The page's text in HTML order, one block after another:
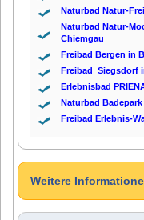
Naturbad Natur-
Naturbad Natur-
Chiemgau
Freibad Bergen in
Freibad Siegsdorf
Erlebnisbad
Naturbad
Freibad Erlebnis-
Weitere